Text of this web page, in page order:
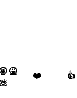
🤮
💩
❤️ 👍